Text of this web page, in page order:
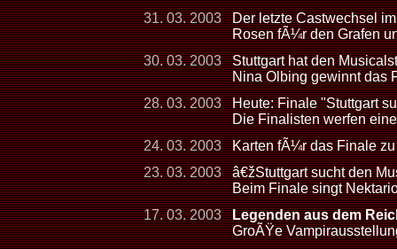
31. 03. 2003
Der letzte Castwechsel
Rosen fÃ¼r den Grafen
30. 03. 2003
Stuttgart hat den
Nina Olbing gewinnt das
28. 03. 2003
Heute: Finale "Stuttgart
Die Finalisten werfen
24. 03. 2003
Karten fÃ¼r das Finale
23. 03. 2003
â€žStuttgart sucht den
Beim Finale singt
17. 03. 2003
Legenden aus dem
GroÃŸe